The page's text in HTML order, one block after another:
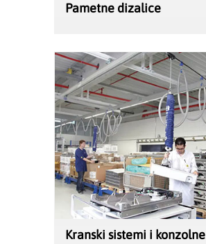
Pametne dizalice
Kranski sistemi i konzolne